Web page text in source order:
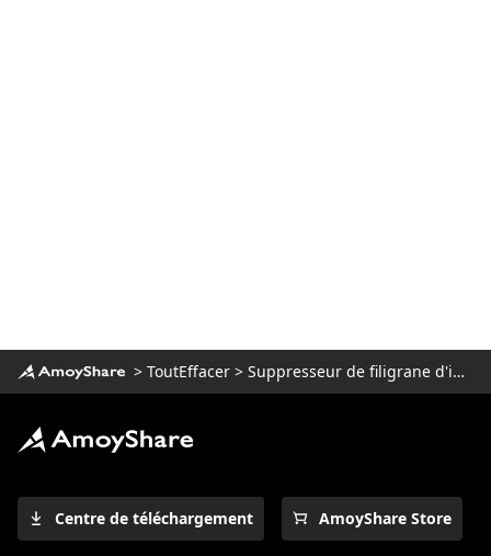
> ToutEffacer > Suppresseur de filigrane d'image
Centre de téléchargement AmoyShare Store